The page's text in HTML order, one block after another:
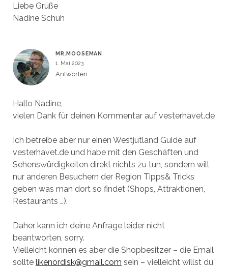
Liebe Grüße
Nadine Schuh
MR.MOOSEMAN
1. Mai 2023
Antworten
Hallo Nadine,
vielen Dank für deinen Kommentar auf vesterhavet.de
Ich betreibe aber nur einen Westjütland Guide auf
vesterhavet.de und habe mit den Geschäften und
Sehenswürdigkeiten direkt nichts zu tun, sondern will
nur anderen Besuchern der Region Tipps& Tricks
geben was man dort so findet (Shops, Attraktionen,
Restaurants …).
Daher kann ich deine Anfrage leider nicht
beantworten, sorry.
Vielleicht können es aber die Shopbesitzer – die Email
sollte likenordisk@gmail.com sein – vielleicht willst du